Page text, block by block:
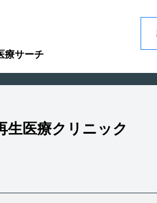
療サーチ
生医療クリニック